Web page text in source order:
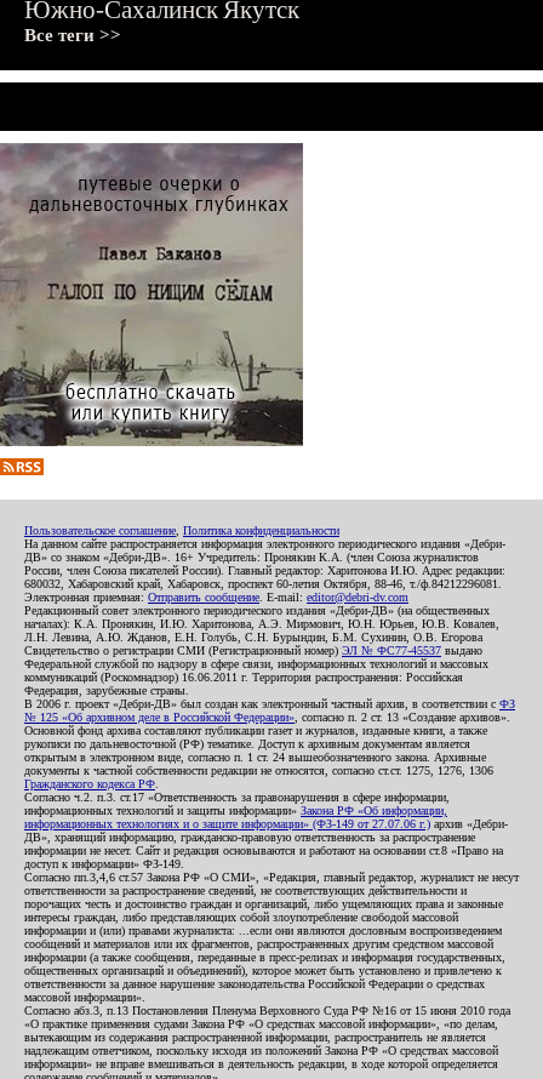
Южно-СахалинскЯкутск
Все теги >>
Пользовательское соглашение Политика конфиденциальности
На данном сайте распространяется информация электронного периодического издания «Дебри-
ДВ» со знаком «Дебри-ДВ». 16+ Учредитель: Пронякин К.А. (член Союза журналистов
России, член Союза писателей России). Главный редактор: Харитонова И.Ю. Адрес редакции:
680032, Хабаровский край, Хабаровск, проспект 60-летия Октября, 88-46, т./ф.84212296081.
Электронная приемная: Отправить сообщение . E-mail: editor@debri-dv.com
Редакционный совет электронного периодического издания «Дебри-ДВ» (на общественных
началах): К.А. Пронякин, И.Ю. Харитонова, А.Э. Мирмович, Ю.Н. Юрьев, Ю.В. Ковалев,
Л.Н. Левина, А.Ю. Жданов, Е.Н. Голубь, С.Н. Бурындин, Б.М. Сухинин, О.В. Егорова
Свидетельство о регистрации СМИ (Регистрационный номер) ЭЛ № ФС77-45537 выдано
Федеральной службой по надзору в сфере связи, информационных технологий и массовых
коммуникаций (Роскомнадзор) 16.06.2011 г. Территория распространения: Российская
Федерация, зарубежные страны.
В 2006 г. проект «Дебри-ДВ» был создан как электронный частный архив, в соответствии с ФЗ
№ 125 «Об архивном деле в Российской Федерации» , согласно п. 2 ст. 13 «Создание архивов».
Основной фонд архива составляют публикации газет и журналов, изданные книги, а также
рукописи по дальневосточной (РФ) тематике. Доступ к архивным документам является
открытым в электронном виде, согласно п. 1 ст. 24 вышеобозначенного закона. Архивные
документы к частной собственности редакции не относятся, согласно ст.ст. 1275, 1276, 1306
Гражданского кодекса РФ
Согласно ч.2. п.3. ст.17 «Ответственность за правонарушения в сфере информации,
информационных технологий и защиты информации» Закона РФ «Об информации,
информационных технологиях и о защите информации» (ФЗ-149 от 27.07.06 г.) архив «Дебри-
ДВ», хранящий информацию, гражданско-правовую ответственность за распространение
информации не несет. Сайт и редакция основываются и работают на основании ст.8 «Право на
доступ к информации» ФЗ-149.
Согласно пп.3,4,6 ст.57 Закона РФ «О СМИ», «Редакция, главный редактор, журналист не несут
ответственности за распространение сведений, не соответствующих действительности и
порочащих честь и достоинство граждан и организаций, либо ущемляющих права и законные
интересы граждан, либо представляющих собой злоупотребление свободой массовой
информации и (или) правами журналиста: ...если они являются дословным воспроизведением
сообщений и материалов или их фрагментов, распространенных другим средством массовой
информации (а также сообщения, переданные в пресс-релизах и информация государственных,
общественных организаций и объединений), которое может быть установлено и привлечено к
ответственности за данное нарушение законодательства Российской Федерации о средствах
массовой информации».
Согласно абз.3, п.13 Постановления Пленума Верховного Суда РФ №16 от 15 июня 2010 года
«О практике применения судами Закона РФ «О средствах массовой информации», «по делам,
вытекающим из содержания распространенной информации, распространитель не является
надлежащим ответчиком, поскольку исходя из положений Закона РФ «О средствах массовой
информации» не вправе вмешиваться в деятельность редакции, в ходе которой определяется